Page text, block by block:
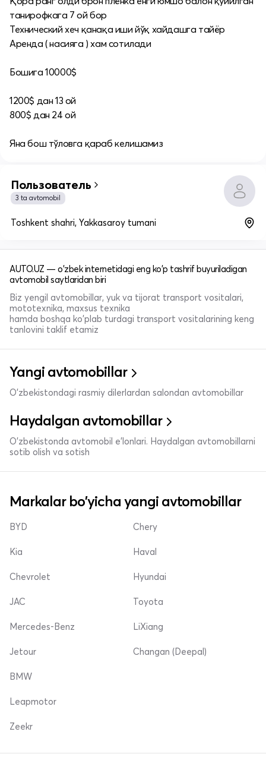
танирофкага 7 ой бор
Технический хеч қанақа иши йўқ хайдашга тайёр
Аренда ( насияга ) хам сотилади
Бошига 10000$
1200$ дан 13 ой
800$ дан 24 ой
Яна бош тўловга қараб келишамиз
Пользователь
3 ta avtomobil
Toshkent shahri, Yakkasaroy tumani
AUTO.UZ — o'zbek internetidagi eng ko'p tashrif buyuriladigan
avtomobil saytlaridan biri
Biz yengil avtomobillar, yuk va tijorat transport vositalari,
mototexnika, maxsus texnika
hamda boshqa ko'plab turdagi transport vositalarining keng
tanlovini taklif etamiz
Yangi avtomobillar
O'zbekistondagi rasmiy dilerlardan salondan avtomobillar
Haydalgan avtomobillar
O'zbekistonda avtomobil e’lonlari. Haydalgan avtomobillarni
sotib olish va sotish
Markalar bo'yicha yangi avtomobillar
BYD
Kia
Chevrolet
Chery
Haval
Hyundai
JAC
Mercedes-Benz
Jetour
Toyota
LiXiang
Changan (Deepal)
BMW
Leapmotor
Zeekr